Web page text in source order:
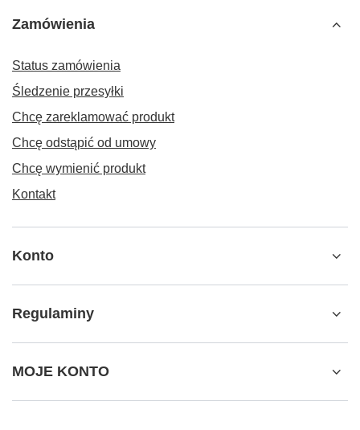
Zamówienia
Status zamówienia
Śledzenie przesyłki
Chcę zareklamować produkt
Chcę odstąpić od umowy
Chcę wymienić produkt
Kontakt
Konto
Regulaminy
MOJE KONTO